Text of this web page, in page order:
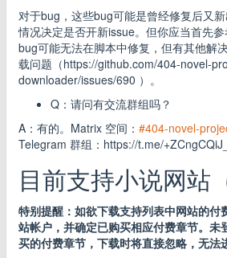
对于bug，这些bug可能是曾经修复后又
情况决定是否开新issue。但你应当首先
bug可能无法在脚本中修复，但有其他解
载问题（https://github.com/404-novel-
downloader/issues/690 ）。
Q：请问有交流群组吗？
A：有的。Matrix 空间： #404-novel-
Telegram 群组：https://t.me/
目前支持小说网站
特别提醒：如欲下载支持列表中网站的付
站帐户，并确定已购买相应付费章节。未
买的付费章节，下载时将直接忽略，无法